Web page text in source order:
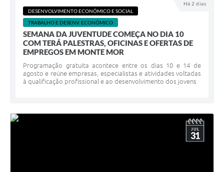
Há 2 dias
DESENVOLVIMENTO ECONÔMICO E SOCIAL
TRABALHO E DESENV. ECONÔMICO
SEMANA DA JUVENTUDE COMEÇA NO DIA 10
COM TERÁ PALESTRAS, OFICINAS E OFERTAS DE
EMPREGOS EM MONTE MOR
Programação gratuita acontece entre os dias 10 e 14 de
agosto e reúne empresas, especialistas e atividades voltadas
à qualificação profissional e ao desenvolvimento dos jovens
JUL
31